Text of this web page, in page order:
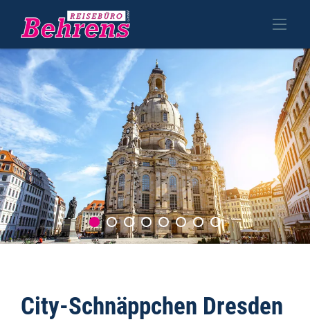
City-Schnäppchen Dresden